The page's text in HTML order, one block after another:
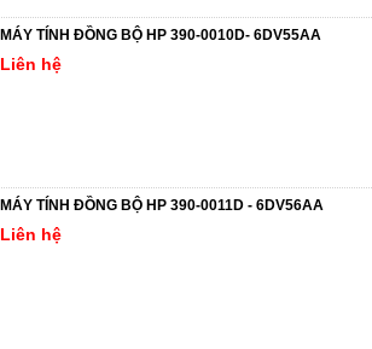
MÁY TÍNH ĐỒNG BỘ HP 390-0010D- 6DV55AA
Liên hệ
MÁY TÍNH ĐỒNG BỘ HP 390-0011D - 6DV56AA
Liên hệ